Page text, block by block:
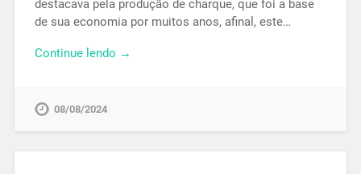
destacava pela produção de charque, que foi a base
de sua economia por muitos anos, afinal, este…
Continue lendo →
08/08/2024